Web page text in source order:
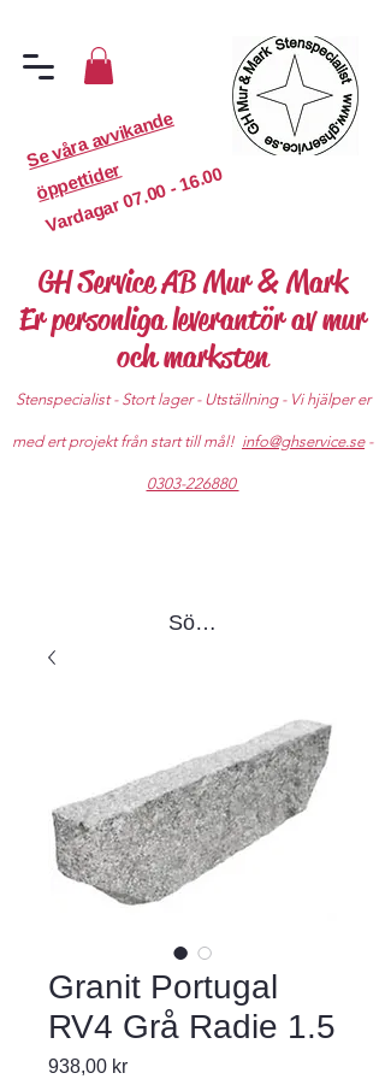
S
e
v
år
a
a
v
vi
k
a
n
d
e
ö
p
p
etti
d
er
Vardagar
07.00 - 16.00
GH Service AB Mur & Mark
Er personliga leverantör av mur
och marksten
Stenspecialist - Stort lager - Utställning - Vi hjälper er
med ert projekt från start till mål! info@ghservice.se-
0303-226880
Sök produkter
Granit Portugal
RV4 Grå Radie 1.5
938,00 krPris